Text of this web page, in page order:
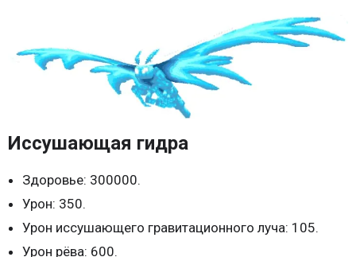
Иссушающая гидра
Здоровье: 300000.
Урон: 350.
Урон иссушающего гравитационного луча: 105.
Урон рёва: 600.